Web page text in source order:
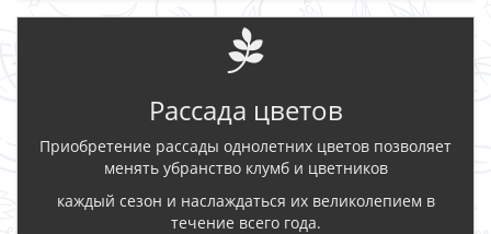
Рассада цветов
Приобретение рассады однолетних цветов позволяет
менять убранство клумб и цветников
каждый сезон и наслаждаться их великолепием в
течение всего года.